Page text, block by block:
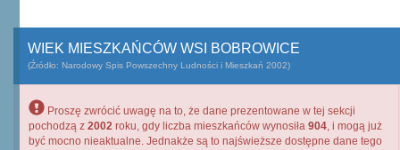
WIEK MIESZKAŃCÓW WSI BOBROWICE
(Źródło: Narodowy Spis Powszechny Ludności i Mieszkań 2002)
Proszę zwrócić uwagę na to, że dane prezentowane w tej sekcji
pochodzą z 2002 roku, gdy liczba mieszkańców wynosiła 904, i mogą już
być mocno nieaktualne. Jednakże są to najświeższe dostępne dane tego